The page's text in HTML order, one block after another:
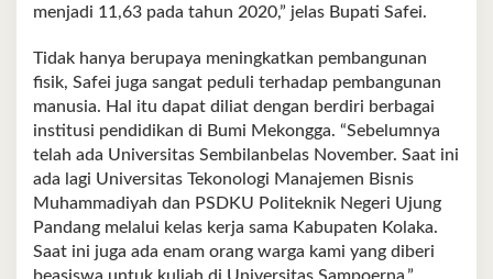
menjadi 11,63 pada tahun 2020,” jelas Bupati Safei.
Tidak hanya berupaya meningkatkan pembangunan
fisik, Safei juga sangat peduli terhadap pembangunan
manusia. Hal itu dapat diliat dengan berdiri berbagai
institusi pendidikan di Bumi Mekongga. “Sebelumnya
telah ada Universitas Sembilanbelas November. Saat ini
ada lagi Universitas Tekonologi Manajemen Bisnis
Muhammadiyah dan PSDKU Politeknik Negeri Ujung
Pandang melalui kelas kerja sama Kabupaten Kolaka.
Saat ini juga ada enam orang warga kami yang diberi